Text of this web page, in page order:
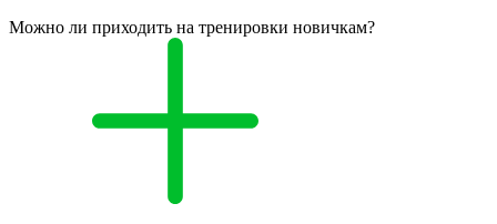
Можно ли приходить на тренировки новичкам?